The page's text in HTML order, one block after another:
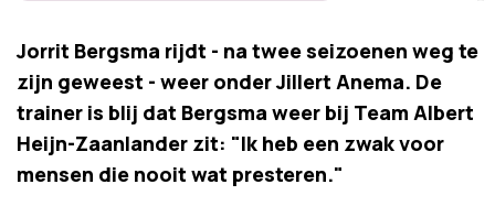
Jorrit Bergsma rijdt - na twee seizoenen weg te
zijn geweest - weer onder Jillert Anema. De
trainer is blij dat Bergsma weer bij Team Albert
Heijn-Zaanlander zit: "Ik heb een zwak voor
mensen die nooit wat presteren."